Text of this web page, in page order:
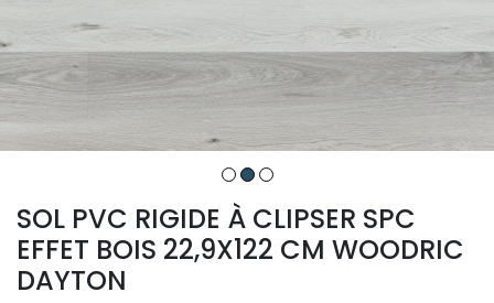
SOL PVC RIGIDE À CLIPSER SPC
EFFET BOIS 22,9X122 CM WOODRIC
DAYTON